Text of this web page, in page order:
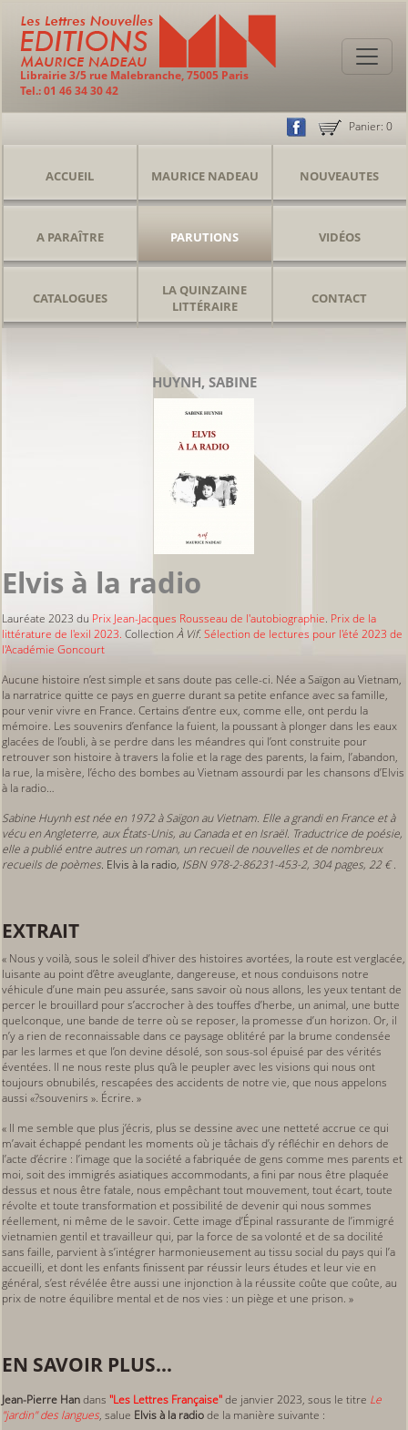
Librairie 3/5 rue Malebranche, 75005 Paris
Tel.: 01 46 34 30 42
Panier: 0
ACCUEIL MAURICE NADEAU NOUVEAUTES
A PARAÎTRE PARUTIONS VIDÉOS
CATALOGUES
LA QUINZAINE
LITTÉRAIRE
CONTACT
HUYNH, SABINE
Elvis à la radio
Lauréate 2023 du Prix Jean-Jacques Rousseau de l'autobiographie. Prix de la
littérature de l'exil 2023. Collection À Vif.Sélection de lectures pour l'été 2023 de
l'Académie Goncourt
Aucune histoire n’est simple et sans doute pas celle-ci. Née a Saïgon au Vietnam,
la narratrice quitte ce pays en guerre durant sa petite enfance avec sa famille,
pour venir vivre en France. Certains d’entre eux, comme elle, ont perdu la
mémoire. Les souvenirs d’enfance la fuient, la poussant à plonger dans les eaux
glacées de l’oubli, à se perdre dans les méandres qui l’ont construite pour
retrouver son histoire à travers la folie et la rage des parents, la faim, l’abandon,
la rue, la misère, l’écho des bombes au Vietnam assourdi par les chansons d’Elvis
à la radio…
Sabine Huynh est née en 1972 à Saïgon au Vietnam. Elle a grandi en France et à
vécu en Angleterre, aux États-Unis, au Canada et en Israël. Traductrice de poésie,
elle a publié entre autres un roman, un recueil de nouvelles et de nombreux
recueils de poèmes. Elvis à la radio, ISBN 978-2-86231-453-2, 304 pages, 22 € .
EXTRAIT
« Nous y voilà, sous le soleil d’hiver des histoires avortées, la route est verglacée,
luisante au point d’être aveuglante, dangereuse, et nous conduisons notre
véhicule d’une main peu assurée, sans savoir où nous allons, les yeux tentant de
percer le brouillard pour s’accrocher à des touffes d’herbe, un animal, une butte
quelconque, une bande de terre où se reposer, la promesse d’un horizon. Or, il
n’y a rien de reconnaissable dans ce paysage oblitéré par la brume condensée
par les larmes et que l’on devine désolé, son sous-sol épuisé par des vérités
éventées. Il ne nous reste plus qu’à le peupler avec les visions qui nous ont
toujours obnubilés, rescapées des accidents de notre vie, que nous appelons
aussi «?souvenirs ». Écrire. »
« Il me semble que plus j’écris, plus se dessine avec une netteté accrue ce qui
m’avait échappé pendant les moments où je tâchais d’y réfléchir en dehors de
l’acte d’écrire : l’image que la société a fabriquée de gens comme mes parents et
moi, soit des immigrés asiatiques accommodants, a fini par nous être plaquée
dessus et nous être fatale, nous empêchant tout mouvement, tout écart, toute
révolte et toute transformation et possibilité de devenir qui nous sommes
réellement, ni même de le savoir. Cette image d’Épinal rassurante de l’immigré
vietnamien gentil et travailleur qui, par la force de sa volonté et de sa docilité
sans faille, parvient à s’intégrer harmonieusement au tissu social du pays qui l’a
accueilli, et dont les enfants finissent par réussir leurs études et leur vie en
général, s’est révélée être aussi une injonction à la réussite coûte que coûte, au
prix de notre équilibre mental et de nos vies : un piège et une prison. »
EN SAVOIR PLUS...
Jean-Pierre Handans "Les Lettres Française"de janvier 2023, sous le titre Le
"jardin" des langues, salue Elvis à la radiode la manière suivante :